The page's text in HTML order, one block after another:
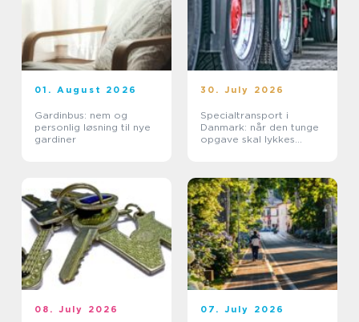
01. August 2026
Gardinbus: nem og
personlig løsning til nye
gardiner
30. July 2026
Specialtransport i
Danmark: når den tunge
opgave skal lykkes
08. July 2026 07. July 2026